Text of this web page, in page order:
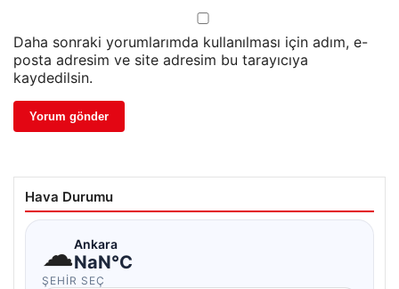
Daha sonraki yorumlarımda kullanılması için adım, e-
posta adresim ve site adresim bu tarayıcıya
kaydedilsin.
Hava Durumu
☁Ankara
NaN°C
ŞEHIR SEÇ